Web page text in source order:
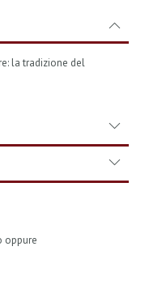
la tradizione del
oppure